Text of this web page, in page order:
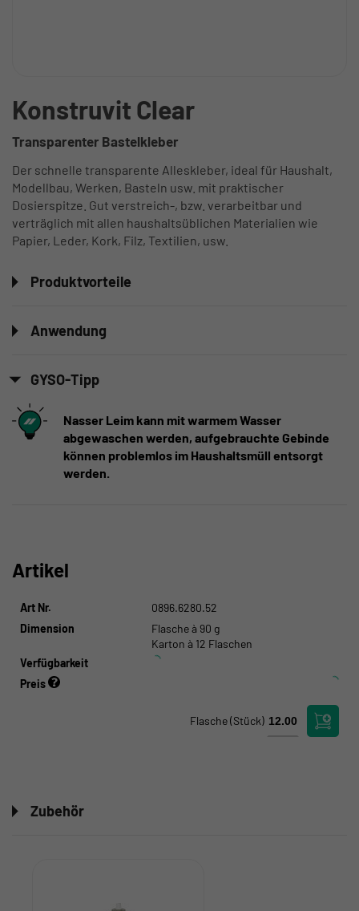
Konstruvit Clear
Transparenter Bastelkleber
Der schnelle transparente Alleskleber, ideal für Haushalt,
Modellbau, Werken, Basteln usw. mit praktischer
Dosierspitze. Gut verstreich-, bzw. verarbeitbar und
verträglich mit allen haushaltsüblichen Materialien wie
Papier, Leder, Kork, Filz, Textilien, usw.
Produktvorteile
Anwendung
GYSO-Tipp
Nasser Leim kann mit warmem Wasser
abgewaschen werden, aufgebrauchte Gebinde
können problemlos im Haushaltsmüll entsorgt
werden.
Artikel
Art Nr.
0896.6280.52
Dimension
Flasche à 90 g
Karton à 12 Flaschen
Verfügbarkeit
Preis
Flasche(Stück)
Zubehör